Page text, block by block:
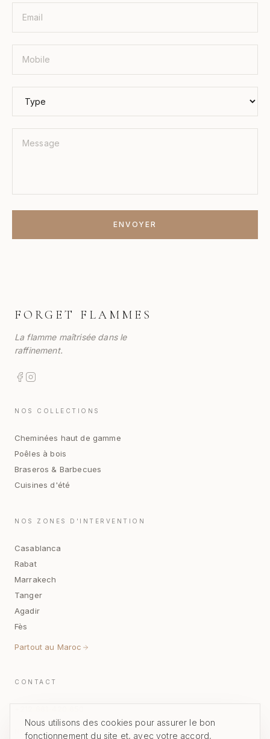
ENVOYER
FORGET FLAMMES
La flamme maîtrisée dans le
raffinement.
NOS COLLECTIONS
Cheminées haut de gamme
Poêles à bois
Braseros & Barbecues
Cuisines d'été
NOS ZONES D'INTERVENTION
Casablanca
Rabat
Marrakech
Tanger
Agadir
Fès
Partout au Maroc
CONTACT
NOUS ÉCRIRE
Nous utilisons des cookies pour assurer le bon
fonctionnement du site et, avec votre accord,